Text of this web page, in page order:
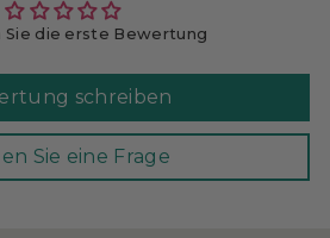
Sie die erste Bewertung
schreiben
Sie eine Frage